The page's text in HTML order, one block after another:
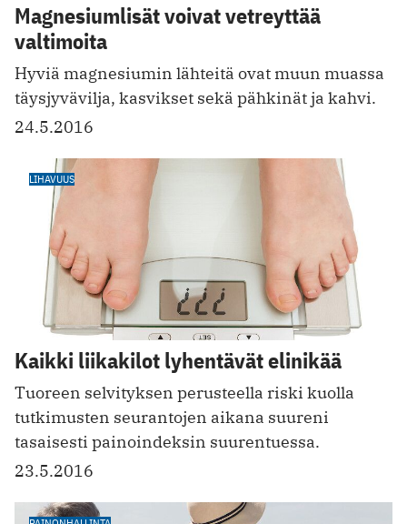
Magnesiumlisät voivat vetreyttää
valtimoita
Hyviä magnesiumin lähteitä ovat muun muassa
täysjyvävilja, kasvikset sekä pähkinät ja kahvi.
24.5.2016
LIHAVUUS
Kaikki liikakilot lyhentävät elinikää
Tuoreen selvityksen perusteella riski kuolla
tutkimusten seurantojen aikana suureni
tasaisesti painoindeksin suurentuessa.
23.5.2016